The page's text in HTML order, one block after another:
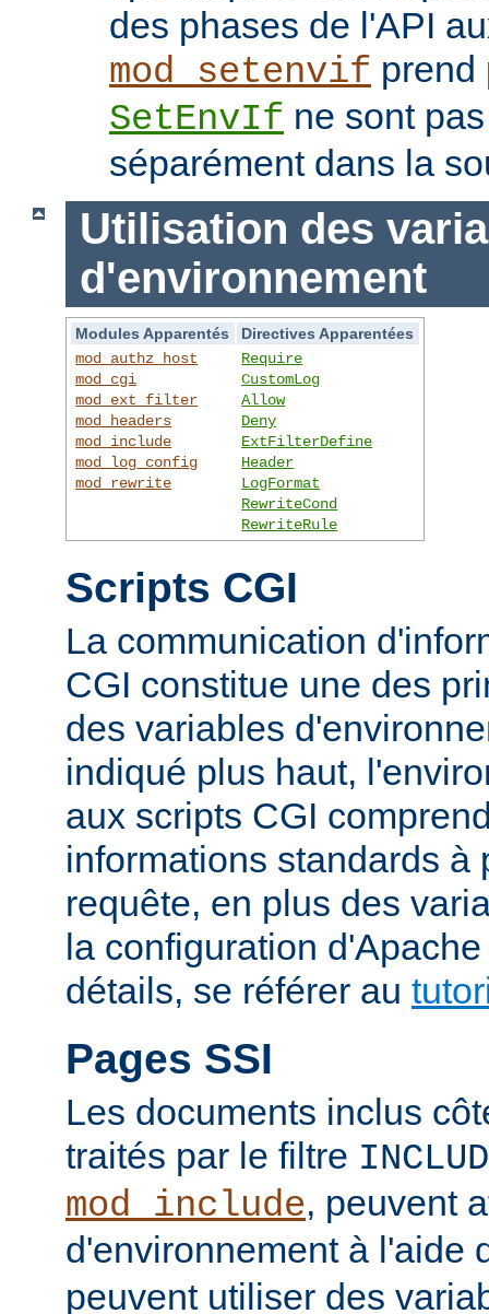
des phases de l'API
mod_setenvif prend
SetEnvIf ne sont
séparément dans la
Utilisation des
d'environnement
Modules Apparentés
Directives Apparentées
mod_authz_host
mod_cgi
mod_ext_filter
mod_headers
mod_include
mod_log_config
mod_rewrite
Require
CustomLog
Allow
Deny
ExtFilterDefine
Header
LogFormat
RewriteCond
RewriteRule
Scripts CGI
La communication
CGI constitue une des
des variables
indiqué plus haut,
aux scripts CGI
informations standards à
requête, en plus des
la configuration
détails, se référer au
Pages SSI
Les documents inclus
traités par le filtre
mod_include, peuvent
d'environnement à l'aide
peuvent utiliser des